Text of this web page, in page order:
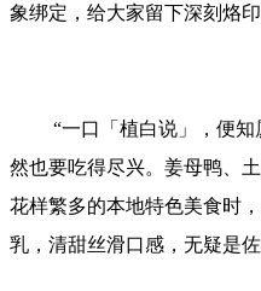
象绑定，给大家留下深刻烙印
“一口「植白说」，便知
然也要吃得尽兴。姜母鸭、
花样繁多的本地特色美食时
乳，清甜丝滑口感，无疑是佐